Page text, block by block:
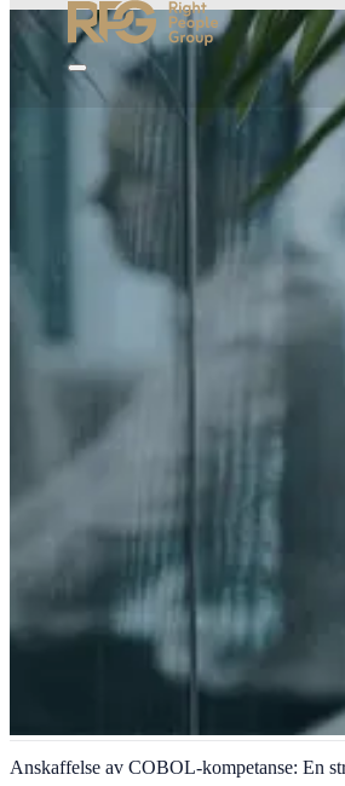
COBOL stormaskin utvikling
Anskaffelse av COBOL-kompetanse: En